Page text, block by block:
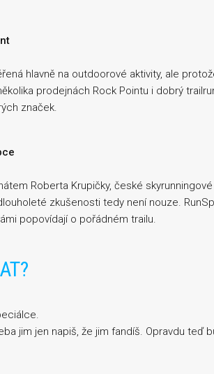
hlavně na outdoorové aktivity, ale
prodejnách Rock Pointu i dobrý
značek.
Roberta Krupičky, české
zkušenosti tedy není nouze.
popovídají o pořádném trailu.
jim jen napiš, že jim fandíš. Opravdu teď